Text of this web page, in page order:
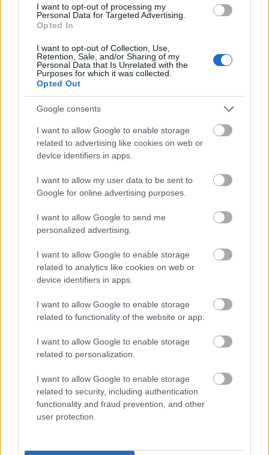
I want to opt-out of processing my
Personal Data for Targeted Advertising.
Opted In
I want to opt-out of Collection, Use,
Retention, Sale, and/or Sharing of my
Personal Data that Is Unrelated with the
Purposes for which it was collected.
Opted Out
Google consents
I want to allow Google to enable storage
related to advertising like cookies on web or
device identifiers in apps.
I want to allow my user data to be sent to
Google for online advertising purposes.
I want to allow Google to send me
personalized advertising.
I want to allow Google to enable storage
related to analytics like cookies on web or
device identifiers in apps.
I want to allow Google to enable storage
related to functionality of the website or app.
I want to allow Google to enable storage
related to personalization.
I want to allow Google to enable storage
related to security, including authentication
functionality and fraud prevention, and other
user protection.
Οι δικαιούχοι του προγράμματος
«Τουρισμός για Όλους 2025»
Για να είστεεπιλέξιμοιγια τοπρόγραμμα
να πληροίτε ορισμένες προϋποθέσεις.
κύριες κατηγορίες δικαιούχων περιλαμβάνουν:
Άγαμοι με προστατευόμενα τέκνα: Αν έχετε
παιδιά και πληρώνετε φόρους σύμφωνα με την
τελευταία εκκαθαρισμένη Δήλωση Φορολογίας
Εισοδήματος 2023, μπορείτε να διεκδικήσετε
επιδότηση.
Εγγάμοι ή σύζυγοι σε συμφωνία συμβίωσης με
τρία ή περισσότερα προστατευόμενα τέκνα:
μπορεί να είναι αυξημένη, ανάλογα με τα τέκνα.
συνταξιοδοτηθήκατε πριν το τέλος του 2023 και
μπορείτε να υποβάλλετε αίτηση.
Άτομα με αναπηρία (67% και άνω): Τα άτομα με
αναπηρία δικαιούνται αυξημένη επιδότηση.